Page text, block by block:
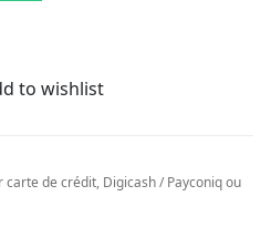
to wishlist
carte de crédit, Digicash / Payconiq ou